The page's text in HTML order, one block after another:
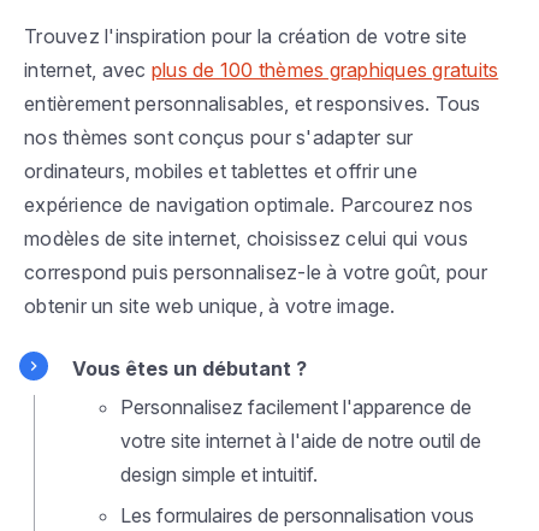
Trouvez l'inspiration pour la création de votre site
internet, avec plus de 100 thèmes graphiques gratuits
entièrement personnalisables, et responsives. Tous
nos thèmes sont conçus pour s'adapter sur
ordinateurs, mobiles et tablettes et offrir une
expérience de navigation optimale. Parcourez nos
modèles de site internet, choisissez celui qui vous
correspond puis personnalisez-le à votre goût, pour
obtenir un site web unique, à votre image.
Vous êtes un débutant ?
Personnalisez facilement l'apparence de
votre site internet à l'aide de notre outil de
design simple et intuitif.
Les formulaires de personnalisation vous